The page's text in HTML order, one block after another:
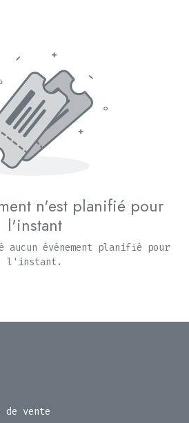
n'est planifié pour
l'instant
aucun événement planifié pour
l'instant.
de vente